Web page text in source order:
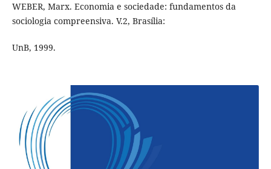
WEBER, Marx. Economia e sociedade: fundamentos da
sociologia compreensiva. V.2, Brasília:
UnB, 1999.